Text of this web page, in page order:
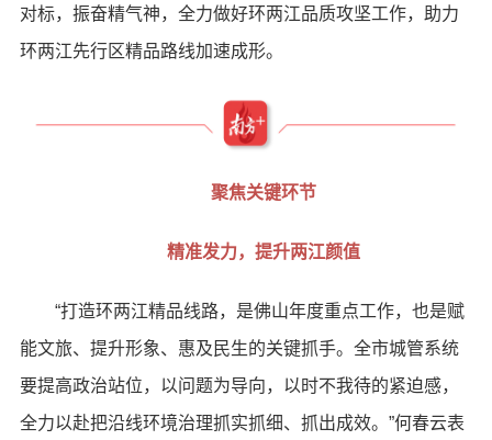
对标，振奋精气神，全力做好环两江品质攻坚工作，助力
环两江先行区精品路线加速成形。
聚焦关键环节
精准发力，提升两江颜值
“打造环两江精品线路，是佛山年度重点工作，也是赋
能文旅、提升形象、惠及民生的关键抓手。全市城管系统
要提高政治站位，以问题为导向，以时不我待的紧迫感，
全力以赴把沿线环境治理抓实抓细、抓出成效。”何春云表